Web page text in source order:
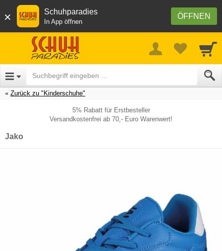
× ÖFFNEN
Schuhparadies
In App öffnen
Zurück zu "Kinderschuhe"
5% Rabatt für Erstbesteller
Versandkostenfrei ab 70,- Euro Warenwert!
Jako